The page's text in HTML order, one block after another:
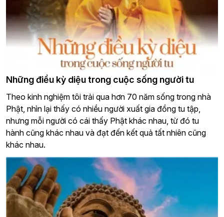
Những điều kỳ diệu trong cuộc sống người tu
Theo kinh nghiệm tôi trải qua hơn 70 năm sống trong nhà
Phật, nhìn lại thấy có nhiều người xuất gia đồng tu tập,
nhưng mỗi người có cái thấy Phật khác nhau, từ đó tu
hành cũng khác nhau và đạt đến kết quả tất nhiên cũng
khác nhau.